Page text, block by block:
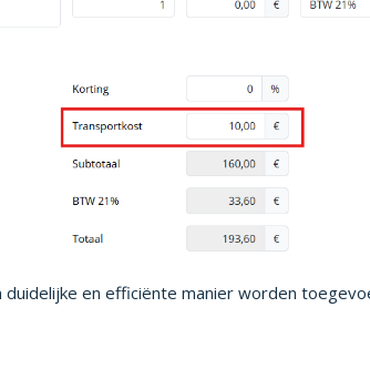
en efficiënte manier worden